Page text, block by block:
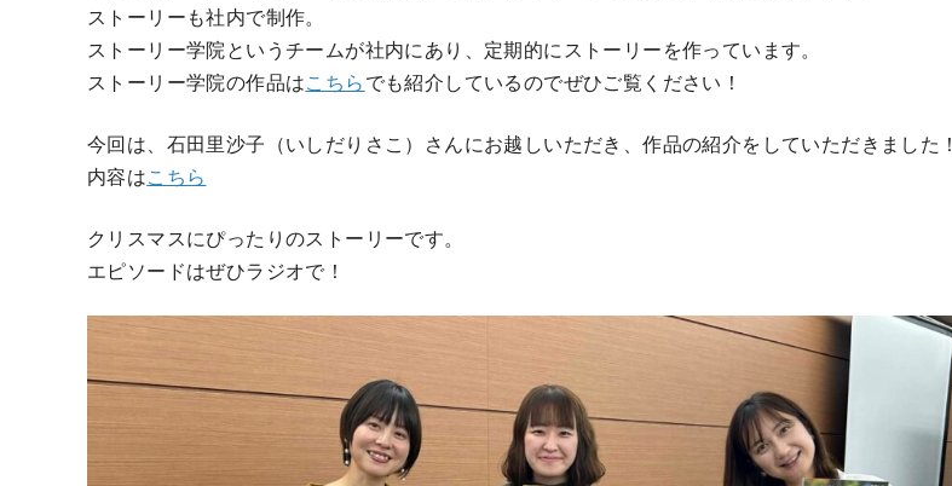
ストーリーも社内で制作。
ストーリー学院というチームが社内にあり、定期的にストーリーを作っています。
ストーリー学院の作品はこちらでも紹介しているのでぜひご覧ください！
今回は、石田里沙子（いしだりさこ）さんにお越しいただき、作品の紹介をしていただきました！
内容はこちら
クリスマスにぴったりのストーリーです。
エピソードはぜひラジオで！